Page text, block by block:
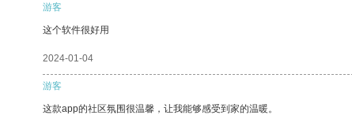
游客
这个软件很好用
2024-01-04
游客
这款app的社区氛围很温馨，让我能够感受到家的温暖。